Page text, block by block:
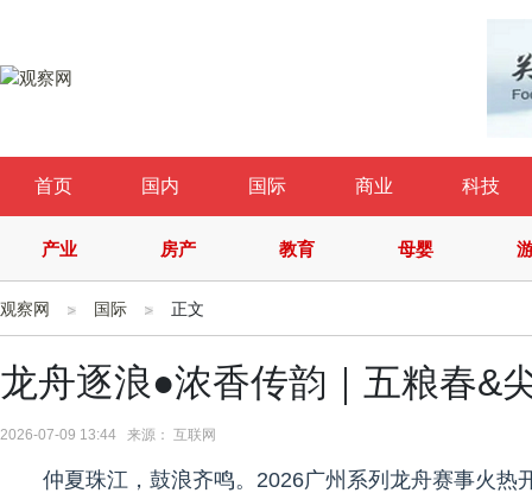
首页 国内 国际 商业 科技
产业 房产 教育 母婴
观察网 国际 正文
龙舟逐浪●浓香传韵｜五粮春&
2026-07-09 13:44 来源： 互联网
仲夏珠江，鼓浪齐鸣。2026广州系列龙舟赛事火